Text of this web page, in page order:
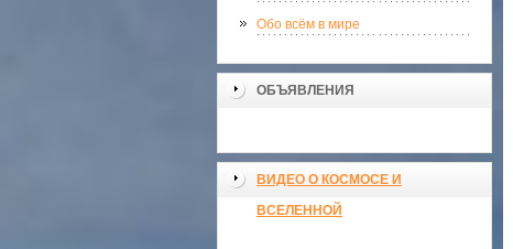
Обо всём в мире
ОБЪЯВЛЕНИЯ
ВИДЕО О КОСМОСЕ И
ВСЕЛЕННОЙ